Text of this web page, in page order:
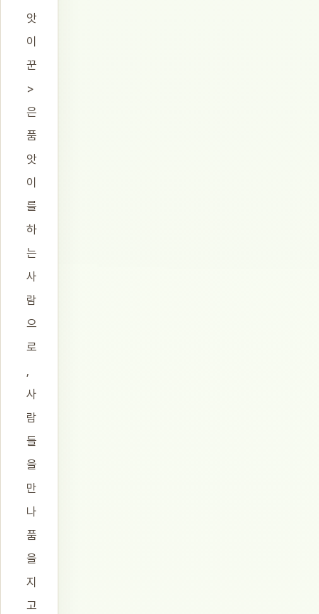
앗
이
꾼
>
은
품
앗
이
를
하
는
사
람
으
로
,
사
람
들
을
만
나
품
을
지
고